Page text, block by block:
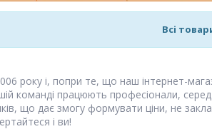
Всі
року і, попри те, що наш інтернет-
команді працюють професіонали,
що дає змогу формувати ціни, не
і ви!